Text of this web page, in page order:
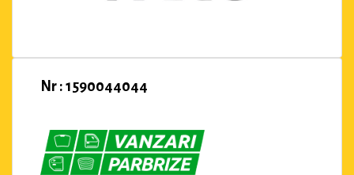
Nr : 1590044044